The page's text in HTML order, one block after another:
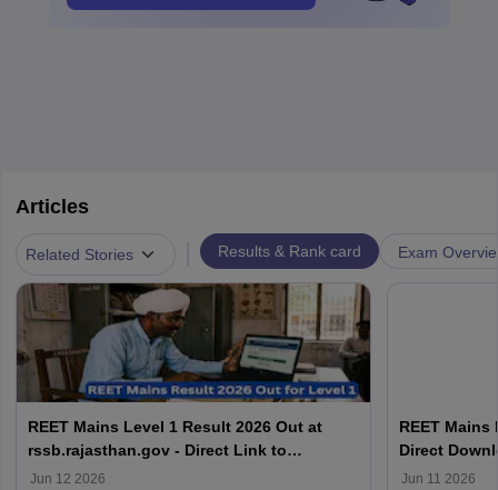
Articles
Related Stories Results & Rank card Exam
REET Mains Level 1 Result 2026 Out at
rssb.rajasthan.gov - Direct Link to
Download PDF
Jun 12 2026
REET
Direct
Jun 11 2026